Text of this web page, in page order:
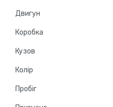
Двигун
Коробка
Кузов
Колір
Пробіг